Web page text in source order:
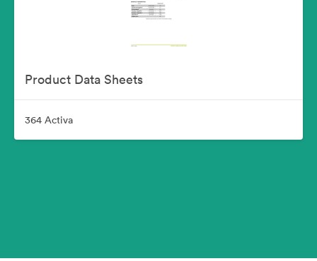
Product Data Sheets
364 Activa